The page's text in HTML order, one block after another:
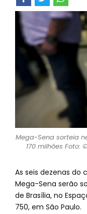
Mega-Sena sorteia
170 milhões
As seis dezenas do
Mega-Sena serão
de Brasília, no
750, em São Paulo.